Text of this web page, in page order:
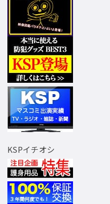
KSPイチオシ